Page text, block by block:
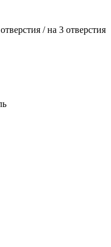
/ на 3 отверстия